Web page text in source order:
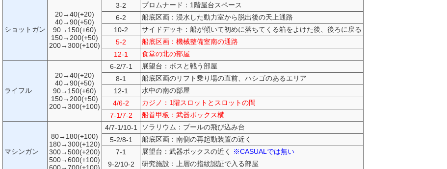
ショットガン
20→40(+20)
40→90(+50)
90→150(+60)
150→200(+50)
200→300(+100)
3-2
プロムナード：1階屋台スペース
6-2
船底区画：浸水した動力室から脱出後の天上通路
10-2
サイドデッキ：船が傾いて初めに落ちてくる箱をよけた後、後ろに戻る
5-2
船底区画：機械整備室南の通路
12-1
食堂の北の部屋
ライフル
20→40(+20)
40→90(+50)
90→150(+60)
150→200(+50)
200→300(+100)
6-2/7-1
展望台：ボスと戦う部屋
8-1
船底区画のリフト乗り場の直前、ハシゴのあるエリア
12-1
水中の南の部屋
4/6-2
カジノ：1階スロットとスロットの間
7-1/7-2
船首甲板：武器ボックス横
マシンガン
80→180(+100)
180→300(+120)
300→500(+200)
500→600(+100)
600→700(+100)
4/7-1/10-1
ソラリウム：プールの飛び込み台
5-2/8-1
船底区画：南側の再起動装置の近く
7-1
展望台：武器ボックスの近く
※CASUALでは無い
9-2/10-2
研究施設：上層の指紋認証で入る部屋